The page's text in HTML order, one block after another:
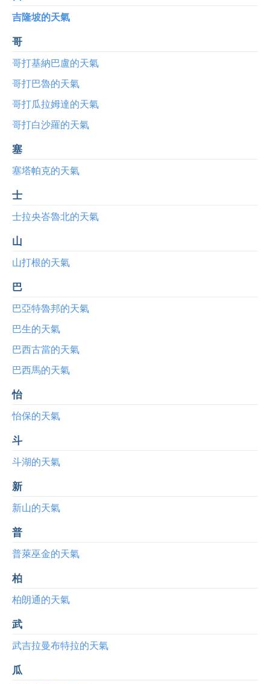
吉隆坡的天氣
哥
哥打基納巴盧的天氣
哥打巴魯的天氣
哥打瓜拉姆達的天氣
哥打白沙羅的天氣
塞
塞塔帕克的天氣
士
士拉央峇魯北的天氣
山
山打根的天氣
巴
巴亞特魯邦的天氣
巴生的天氣
巴西古當的天氣
巴西馬的天氣
怡
怡保的天氣
斗
斗湖的天氣
新
新山的天氣
普
普萊巫金的天氣
柏
柏朗通的天氣
武
武吉拉曼布特拉的天氣
瓜